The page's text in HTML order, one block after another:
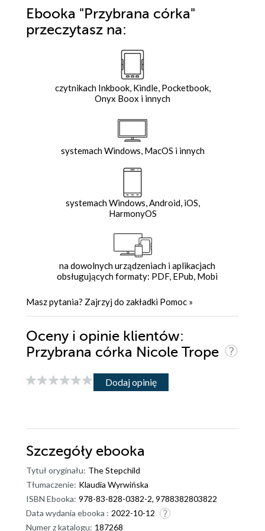
Ebooka "Przybrana córka"
przeczytasz na:
czytnikach Inkbook, Kindle, Pocketbook,
Onyx Boox i innych
systemach Windows, MacOS i innych
systemach Windows, Android, iOS,
HarmonyOS
na dowolnych urządzeniach i aplikacjach
obsługujących formaty: PDF, EPub, Mobi
Masz pytania? Zajrzyj do zakładki Pomoc »
Oceny i opinie klientów:
Przybrana córka Nicole Trope
Dodaj opinię
Szczegóły ebooka
Tytuł oryginału: The Stepchild
Tłumaczenie: Klaudia Wyrwińska
ISBN Ebooka: 978-83-828-0382-2, 9788382803822
Data wydania ebooka : 2022-10-12
Numer z katalogu: 187268